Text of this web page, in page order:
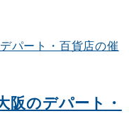
のデパート・